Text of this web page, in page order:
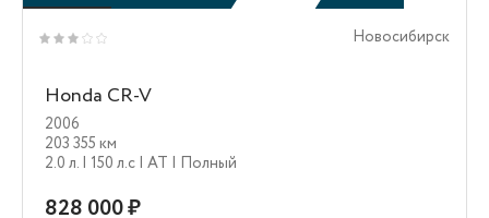
Новосибирск
Honda CR-V
2006
203 355 км
2.0 л. | 150 л.c | AT | Полный
828 000 ₽